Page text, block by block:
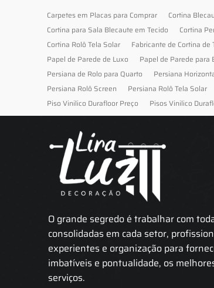
Carpetes em Placas para Comprar Cortina
Cortina para Sala Blecaute em Tecido
Cortina
Cortina Rolô Tela Solar
Fabricante de Cortina de
Papel de Parede de Luxo
Papel de Parede para
Persiana de Rolo para Quarto
Persiana
Persiana Rolô Screen
Persiana Rolô Tela Solar
Piso Vinilico Durafloor Preço
Pisos Vinilico
O grande segredo é trabalhar com
consolidadas em cada setor,
experientes e organização para
imbatíveis e pontualidade, os
serviços.